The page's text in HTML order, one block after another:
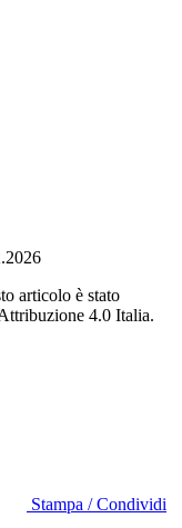
articolo è stato
4.0 Italia.
Stampa / Condividi